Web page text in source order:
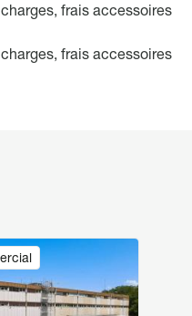
frais accessoires
frais accessoires